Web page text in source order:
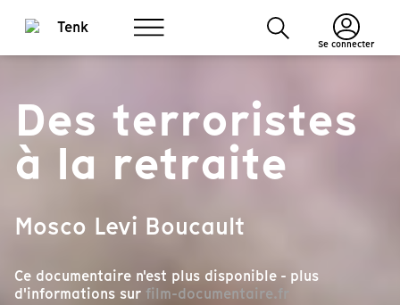
Se connecter
Des terroristes
à la retraite
Mosco Levi Boucault
Ce documentaire n'est plus disponible - plus
d'informations sur film-documentaire.fr